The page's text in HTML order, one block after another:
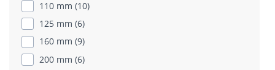
110 mm (10)
125 mm (6)
160 mm (9)
200 mm (6)